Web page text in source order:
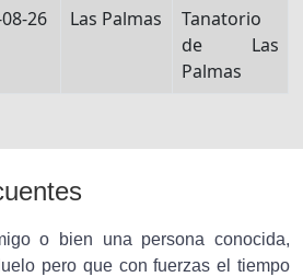
26 Las Palmas
Tanatorio
de Las
Palmas
o bien una persona conocida,
pero que con fuerzas el tiempo